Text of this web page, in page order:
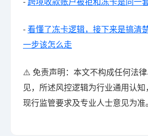
-看懂了冻卡逻辑，接下来是搞清
一步该怎么走
⚠️ 免责声明：本文不构成任何法
见，所述风控逻辑为行业通用认
现行监管要求及专业人士意见为准。